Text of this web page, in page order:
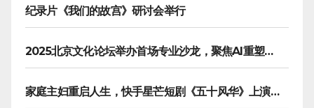
纪录片《我们的故宫》研讨会举行
2025北京文化论坛举办首场专业沙龙，聚焦AI重塑内容生产
家庭主妇重启人生，快手星芒短剧《五十风华》上演中年大女主逆袭